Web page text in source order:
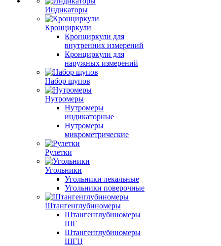
Индикаторы
Кронциркули
Кронциркули для
внутренних измерений
Кронциркули для
наружных измерений
Набор щупов
Нутромеры
Нутромеры
индикаторные
Нутромеры
микрометрические
Рулетки
Угольники
Угольники лекальные
Угольники поверочные
Штангенглубиномеры
Штангенглубиномеры
ШГ
Штангенглубиномеры
ШГЦ